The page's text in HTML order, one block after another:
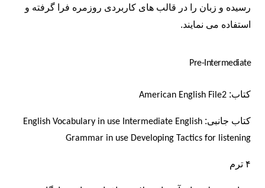
رسیده و زبان را در قالب های کاربردی روزمره فرا گرفته و
استفاده می نمایند.
Pre-Intermediate
کتاب: American English File2
کتاب جانبی: English Vocabulary in use Intermediate English
Grammar in use Developing Tactics for listening
۴ ترم